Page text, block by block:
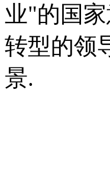
业"的国
转型的领
景.